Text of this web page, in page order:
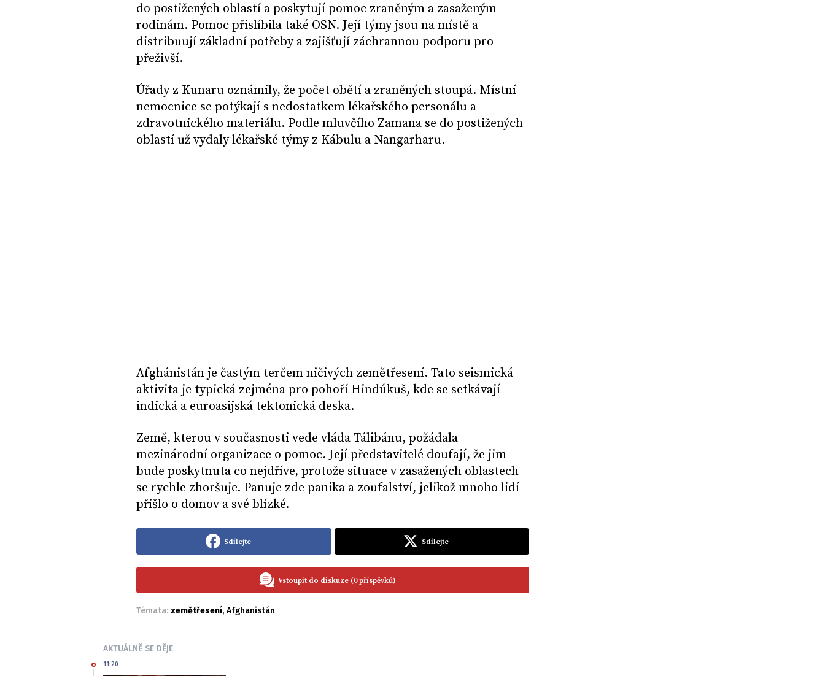
do postižených oblastí a poskytují pomoc zraněným a zasaženým
rodinám. Pomoc přislíbila také OSN. Její týmy jsou na místě a
distribuují základní potřeby a zajišťují záchrannou podporu pro
přeživší.
Úřady z Kunaru oznámily, že počet obětí a zraněných stoupá. Místní
nemocnice se potýkají s nedostatkem lékařského personálu a
zdravotnického materiálu. Podle mluvčího Zamana se do postižených
oblastí už vydaly lékařské týmy z Kábulu a Nangarharu.
Afghánistán je častým terčem ničivých zemětřesení. Tato seismická
aktivita je typická zejména pro pohoří Hindúkuš, kde se setkávají
indická a euroasijská tektonická deska.
Země, kterou v současnosti vede vláda Tálibánu, požádala
mezinárodní organizace o pomoc. Její představitelé doufají, že jim
bude poskytnuta co nejdříve, protože situace v zasažených oblastech
se rychle zhoršuje. Panuje zde panika a zoufalství, jelikož mnoho lidí
přišlo o domov a své blízké.
Sdílejte Sdílejte
Vstoupit do diskuze (0 příspěvků)
Témata: zemětřesení, Afghanistán
AKTUÁLNĚ SE DĚJE
11:20